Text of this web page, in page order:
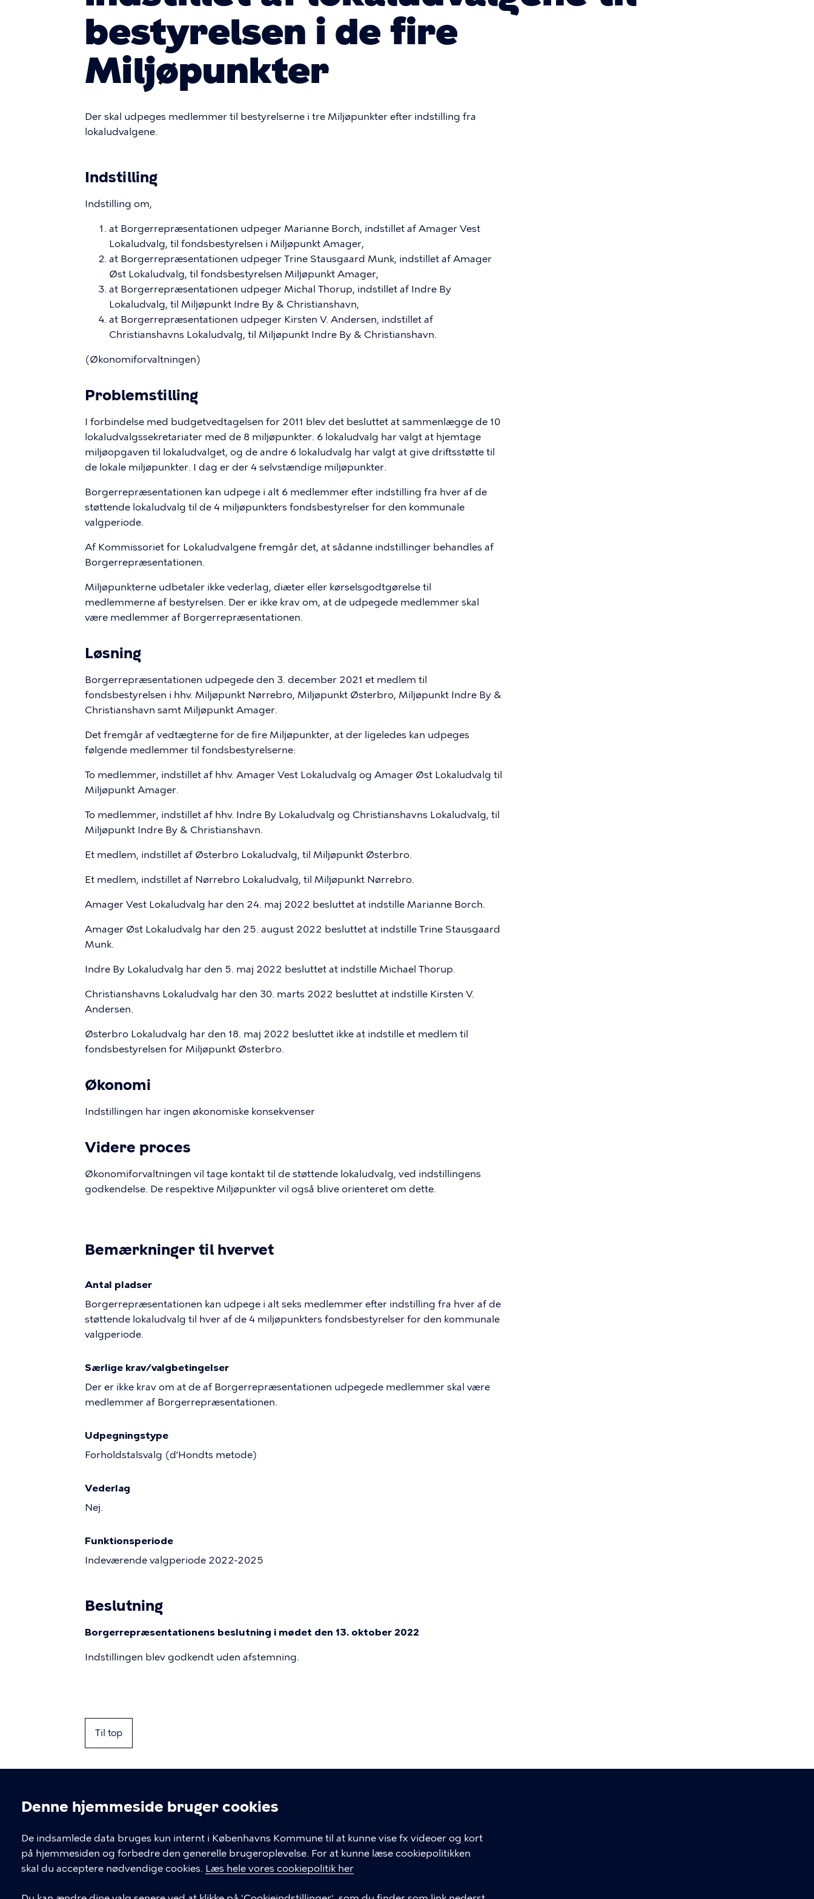
Cookieindstillinger
Denne hjemmeside bruger cookies
De indsamlede data bruges kun internt i Københavns Kommune til at kunne vise fx videoer og kort
på hjemmesiden og forbedre den generelle brugeroplevelse. For at kunne læse cookiepolitikken
skal du acceptere nødvendige cookies. Læs hele vores cookiepolitik her
bestyrelsen i de fire
Miljøpunkter
Der skal udpeges medlemmer til bestyrelserne i tre Miljøpunkter efter indstilling fra
lokaludvalgene.
Indstilling
Indstilling om,
at Borgerrepræsentationen udpeger Marianne Borch, indstillet af Amager Vest
Lokaludvalg, til fondsbestyrelsen i Miljøpunkt Amager,
at Borgerrepræsentationen udpeger Trine Stausgaard Munk, indstillet af Amager
Øst Lokaludvalg, til fondsbestyrelsen Miljøpunkt Amager,
at Borgerrepræsentationen udpeger Michal Thorup, indstillet af Indre By
Lokaludvalg, til Miljøpunkt Indre By & Christianshavn,
at Borgerrepræsentationen udpeger Kirsten V. Andersen, indstillet af
Christianshavns Lokaludvalg, til Miljøpunkt Indre By & Christianshavn.
(Økonomiforvaltningen)
Problemstilling
I forbindelse med budgetvedtagelsen for 2011 blev det besluttet at sammenlægge de 10
lokaludvalgssekretariater med de 8 miljøpunkter. 6 lokaludvalg har valgt at hjemtage
miljøopgaven til lokaludvalget, og de andre 6 lokaludvalg har valgt at give driftsstøtte til
de lokale miljøpunkter. I dag er der 4 selvstændige miljøpunkter.
Borgerrepræsentationen kan udpege i alt 6 medlemmer efter indstilling fra hver af de
støttende lokaludvalg til de 4 miljøpunkters fondsbestyrelser for den kommunale
valgperiode.
Af Kommissoriet for Lokaludvalgene fremgår det, at sådanne indstillinger behandles af
Borgerrepræsentationen.
Miljøpunkterne udbetaler ikke vederlag, diæter eller kørselsgodtgørelse til
medlemmerne af bestyrelsen. Der er ikke krav om, at de udpegede medlemmer skal
være medlemmer af Borgerrepræsentationen.
Løsning
Borgerrepræsentationen udpegede den 3. december 2021 et medlem til
fondsbestyrelsen i hhv. Miljøpunkt Nørrebro, Miljøpunkt Østerbro, Miljøpunkt Indre By &
Christianshavn samt Miljøpunkt Amager.
Det fremgår af vedtægterne for de fire Miljøpunkter, at der ligeledes kan udpeges
følgende medlemmer til fondsbestyrelserne:
To medlemmer, indstillet af hhv. Amager Vest Lokaludvalg og Amager Øst Lokaludvalg til
Miljøpunkt Amager.
To medlemmer, indstillet af hhv. Indre By Lokaludvalg og Christianshavns Lokaludvalg, til
Miljøpunkt Indre By & Christianshavn.
Et medlem, indstillet af Østerbro Lokaludvalg, til Miljøpunkt Østerbro.
Et medlem, indstillet af Nørrebro Lokaludvalg, til Miljøpunkt Nørrebro.
Amager Vest Lokaludvalg har den 24. maj 2022 besluttet at indstille Marianne Borch.
Amager Øst Lokaludvalg har den 25. august 2022 besluttet at indstille Trine Stausgaard
Munk.
Indre By Lokaludvalg har den 5. maj 2022 besluttet at indstille Michael Thorup.
Christianshavns Lokaludvalg har den 30. marts 2022 besluttet at indstille Kirsten V.
Andersen.
Østerbro Lokaludvalg har den 18. maj 2022 besluttet ikke at indstille et medlem til
fondsbestyrelsen for Miljøpunkt Østerbro.
Økonomi
Indstillingen har ingen økonomiske konsekvenser
Videre proces
Økonomiforvaltningen vil tage kontakt til de støttende lokaludvalg, ved indstillingens
godkendelse. De respektive Miljøpunkter vil også blive orienteret om dette.
Bemærkninger til hvervet
Antal pladser
Borgerrepræsentationen kan udpege i alt seks medlemmer efter indstilling fra hver af de
støttende lokaludvalg til hver af de 4 miljøpunkters fondsbestyrelser for den kommunale
valgperiode.
Særlige krav/valgbetingelser
Der er ikke krav om at de af Borgerrepræsentationen udpegede medlemmer skal være
medlemmer af Borgerrepræsentationen.
Udpegningstype
Forholdstalsvalg (d’Hondts metode)
Vederlag
Nej.
Funktionsperiode
Indeværende valgperiode 2022-2025
Beslutning
Borgerrepræsentationens beslutning i mødet den 13. oktober 2022
Indstillingen blev godkendt uden afstemning.
Til top
Kontakt Københavns Kommune
T
GENVEJE